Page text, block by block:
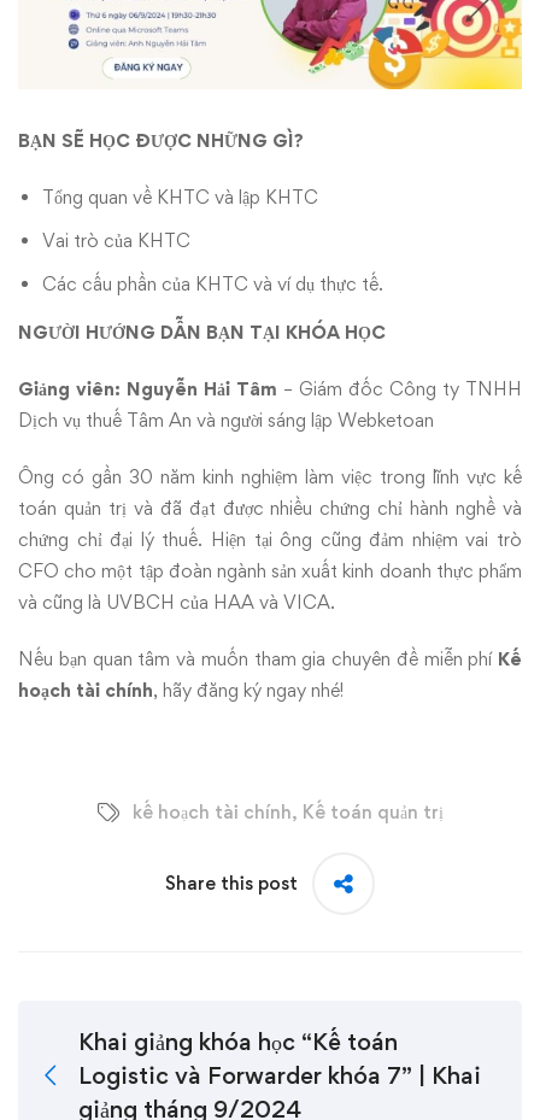
BẠN SẼ HỌC ĐƯỢC NHỮNG GÌ?
Tổng quan về KHTC và lập KHTC
Vai trò của KHTC
Các cấu phần của KHTC và ví dụ thực tế.
NGƯỜI HƯỚNG DẪN BẠN TẠI KHÓA HỌC
Giảng viên: Nguyễn Hải Tâm – Giám đốc Công ty TNHH
Dịch vụ thuế Tâm An và người sáng lập Webketoan
Ông có gần 30 năm kinh nghiệm làm việc trong lĩnh vực kế
toán quản trị và đã đạt được nhiều chứng chỉ hành nghề và
chứng chỉ đại lý thuế. Hiện tại ông cũng đảm nhiệm vai trò
CFO cho một tập đoàn ngành sản xuất kinh doanh thực phẩm
và cũng là UVBCH của HAA và VICA.
Nếu bạn quan tâm và muốn tham gia chuyên đề miễn phí Kế
hoạch tài chính, hãy đăng ký ngay nhé!
kế hoạch tài chính, Kế toán quản trị
Share this post
Khai giảng khóa học “Kế toán
Logistic và Forwarder khóa 7” | Khai
giảng tháng 9/2024